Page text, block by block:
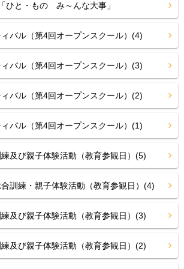
ひと・もの み～んな大事」
バル（第4回オープンスクール）(4)
バル（第4回オープンスクール）(3)
バル（第4回オープンスクール）(2)
バル（第4回オープンスクール）(1)
及び親子体験活動（教育参観日）(5)
訓練・親子体験活動（教育参観日）(4)
及び親子体験活動（教育参観日）(3)
及び親子体験活動（教育参観日）(2)